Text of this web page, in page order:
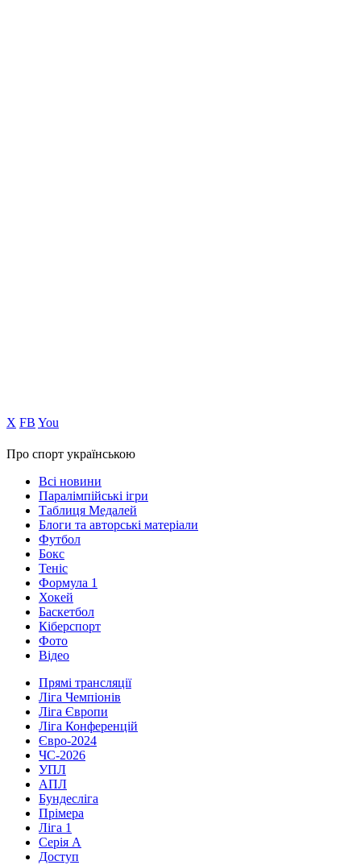
Х FB You
Про спорт українською
Всі новини
Паралімпійські ігри
Таблиця Медалей
Блоги та авторські матеріали
Футбол
Бокс
Теніс
Формула 1
Хокей
Баскетбол
Кіберспорт
Фото
Відео
Прямі трансляції
Ліга Чемпіонів
Ліга Європи
Ліга Конференцій
Євро-2024
ЧС-2026
УПЛ
АПЛ
Бундесліга
Прімера
Ліга 1
Серія А
Доступ